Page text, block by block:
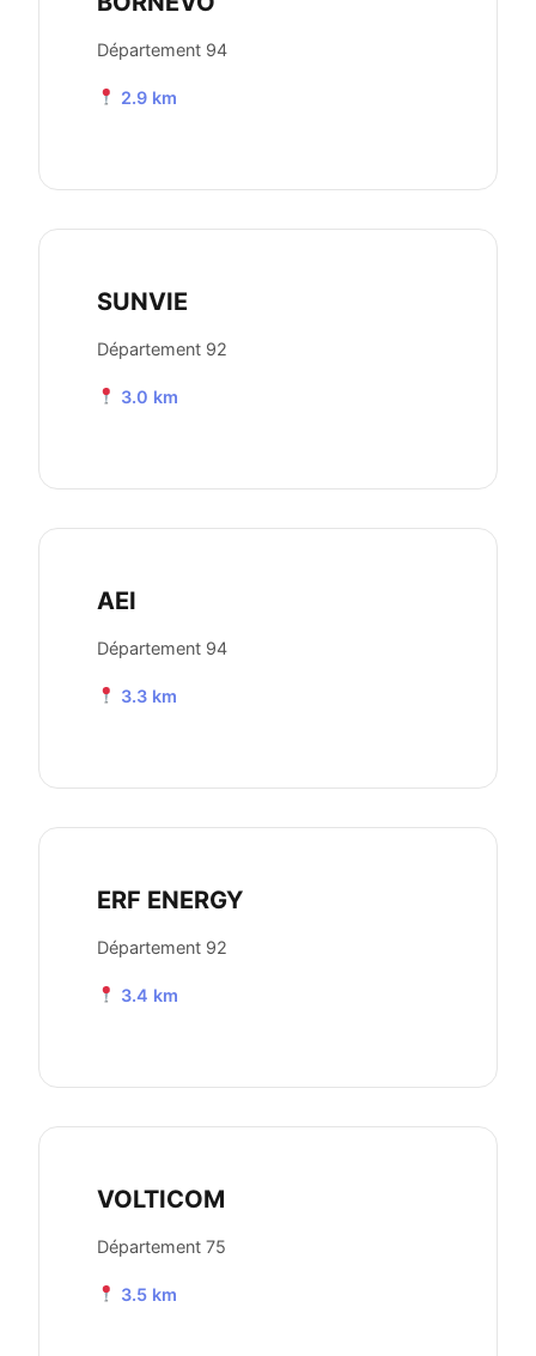
Département 94
2.9 km
SUNVIE
Département 92
3.0 km
AEI
Département 94
3.3 km
ERF ENERGY
Département 92
3.4 km
VOLTICOM
Département 75
3.5 km